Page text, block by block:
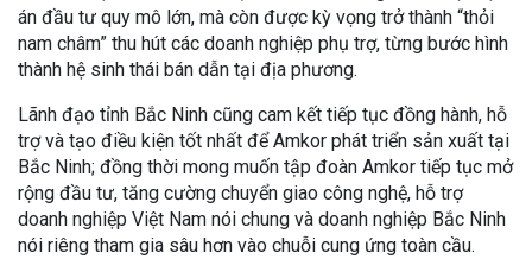
án đầu tư quy mô lớn, mà còn được kỳ vọng trở thành “thỏi
nam châm” thu hút các doanh nghiệp phụ trợ, từng bước hình
thành hệ sinh thái bán dẫn tại địa phương.
Lãnh đạo tỉnh Bắc Ninh cũng cam kết tiếp tục đồng hành, hỗ
trợ và tạo điều kiện tốt nhất để Amkor phát triển sản xuất tại
Bắc Ninh; đồng thời mong muốn tập đoàn Amkor tiếp tục mở
rộng đầu tư, tăng cường chuyển giao công nghệ, hỗ trợ
doanh nghiệp Việt Nam nói chung và doanh nghiệp Bắc Ninh
nói riêng tham gia sâu hơn vào chuỗi cung ứng toàn cầu.